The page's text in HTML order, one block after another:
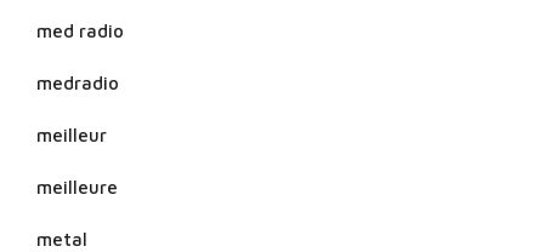
med radio
medradio
meilleur
meilleure
metal